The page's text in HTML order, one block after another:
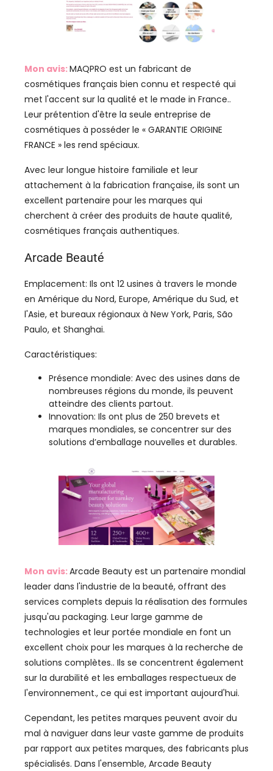
Mon avis:MAQPRO est un fabricant de
cosmétiques français bien connu et respecté qui
met l'accent sur la qualité et le made in France..
Leur prétention d'être la seule entreprise de
cosmétiques à posséder le « GARANTIE ORIGINE
FRANCE » les rend spéciaux.
Avec leur longue histoire familiale et leur
attachement à la fabrication française, ils sont un
excellent partenaire pour les marques qui
cherchent à créer des produits de haute qualité,
cosmétiques français authentiques.
Arcade Beauté
Emplacement: Ils ont 12 usines à travers le monde
en Amérique du Nord, Europe, Amérique du Sud, et
l'Asie, et bureaux régionaux à New York, Paris, São
Paulo, et Shanghai.
Caractéristiques:
Présence mondiale: Avec des usines dans de
nombreuses régions du monde, ils peuvent
atteindre des clients partout.
Innovation: Ils ont plus de 250 brevets et
marques mondiales, se concentrer sur des
solutions d’emballage nouvelles et durables.
Mon avis:Arcade Beauty est un partenaire mondial
leader dans l'industrie de la beauté, offrant des
services complets depuis la réalisation des formules
jusqu'au packaging. Leur large gamme de
technologies et leur portée mondiale en font un
excellent choix pour les marques à la recherche de
solutions complètes.. Ils se concentrent également
sur la durabilité et les emballages respectueux de
l'environnement., ce qui est important aujourd'hui.
Cependant, les petites marques peuvent avoir du
mal à naviguer dans leur vaste gamme de produits
par rapport aux petites marques, des fabricants plus
spécialisés. Dans l'ensemble, Arcade Beauty